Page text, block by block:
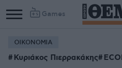
Games
ΟΙΚΟΝΟΜΙΑ
Κυριάκος Πιερρακάκης